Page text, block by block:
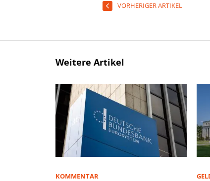
VORHERIGER ARTIKEL
Weitere Artikel
KOMMENTAR